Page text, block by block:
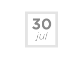
30
jul